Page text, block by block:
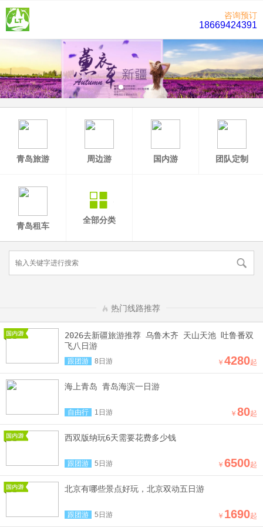
咨询预订
18669424391
青岛旅游 周边游 国内游 团队定制
青岛租车
全部分类
热门线路推荐
2026去新疆旅游推荐 乌鲁木齐 天山天池 吐鲁番双
飞八日游
跟团游 8日游 ￥ 4280起
海上青岛 青岛海滨一日游
自由行 1日游 ￥ 80起
西双版纳玩6天需要花费多少钱
跟团游 5日游 ￥ 6500起
北京有哪些景点好玩，北京双动五日游
跟团游 5日游 ￥ 1690起